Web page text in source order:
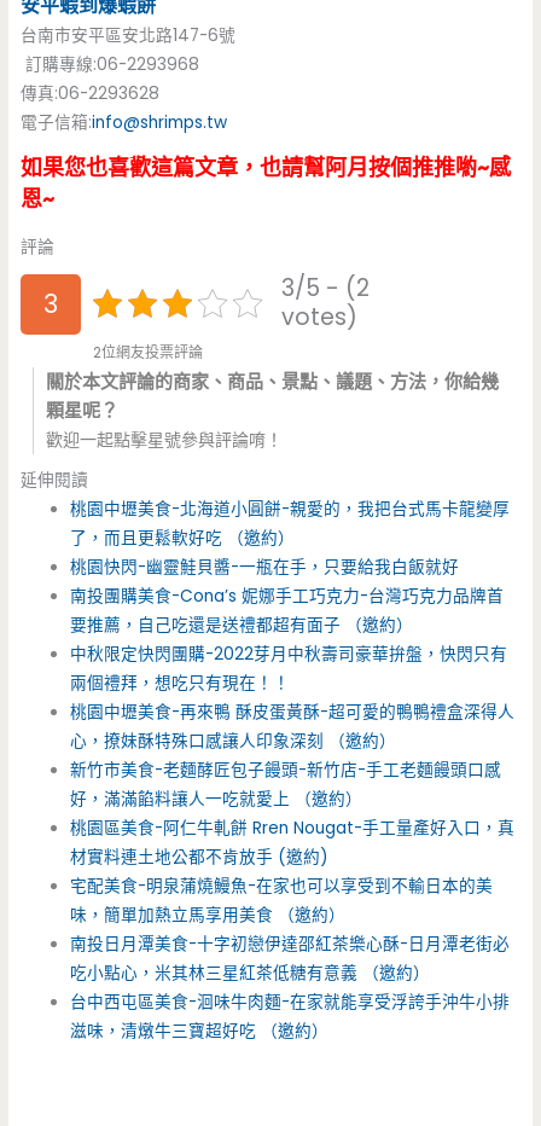
台南市安平區安北路147-6號
訂購專線:06-2293968
傳真:06-2293628
電子信箱:info@shrimps.tw
如果您也喜歡這篇文章，也請幫阿月按個推推喲~感
恩~
評論
3
3/5 - (2
votes)
2位網友投票評論
關於本文評論的商家、商品、景點、議題、方法，你給幾
顆星呢？
歡迎一起點擊星號參與評論唷！
延伸閱讀
桃園中壢美食-北海道小圓餅-親愛的，我把台式馬卡龍變厚
了，而且更鬆軟好吃 （邀約）
桃園快閃-幽靈鮭貝醬-一瓶在手，只要給我白飯就好
南投團購美食-Cona’s 妮娜手工巧克力-台灣巧克力品牌首
要推薦，自己吃還是送禮都超有面子 （邀約）
中秋限定快閃團購-2022芽月中秋壽司豪華拚盤，快閃只有
兩個禮拜，想吃只有現在！！
桃園中壢美食-再來鴨 酥皮蛋黃酥-超可愛的鴨鴨禮盒深得人
心，撩妹酥特殊口感讓人印象深刻 （邀約）
新竹市美食-老麵酵匠包子饅頭-新竹店-手工老麵饅頭口感
好，滿滿餡料讓人一吃就愛上 （邀約）
桃園區美食-阿仁牛軋餅 Rren Nougat-手工量產好入口，真
材實料連土地公都不肯放手 (邀約)
宅配美食-明泉蒲燒鰻魚-在家也可以享受到不輸日本的美
味，簡單加熱立馬享用美食 （邀約）
南投日月潭美食-十字初戀伊達邵紅茶樂心酥-日月潭老街必
吃小點心，米其林三星紅茶低糖有意義 （邀約）
台中西屯區美食-洄味牛肉麵-在家就能享受浮誇手沖牛小排
滋味，清燉牛三寶超好吃 （邀約）